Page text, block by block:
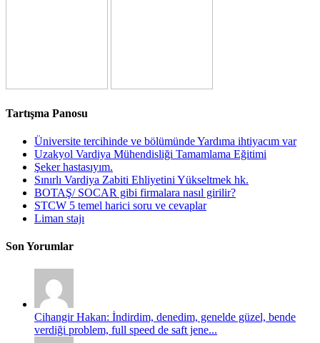
Tartışma Panosu
Üniversite tercihinde ve bölümünde Yardıma ihtiyacım var
Uzakyol Vardiya Mühendisliği Tamamlama Eğitimi
Şeker hastasıyım.
Sınırlı Vardiya Zabiti Ehliyetini Yükseltmek hk.
BOTAŞ/ SOCAR gibi firmalara nasıl girilir?
STCW 5 temel harici soru ve cevaplar
Liman stajı
Son Yorumlar
Cihangir Hakan: İndirdim, denedim, genelde güzel, bende
verdiği problem, full speed de saft jene...